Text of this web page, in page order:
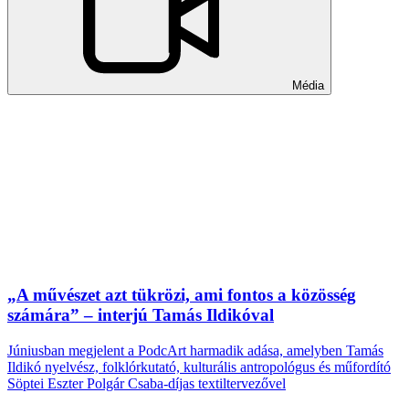
Média
„A művészet azt tükrözi, ami fontos a közösség
számára” – interjú Tamás Ildikóval
Júniusban megjelent a PodcArt harmadik adása, amelyben Tamás
Ildikó nyelvész, folklórkutató, kulturális antropológus és műfordító
Söptei Eszter Polgár Csaba-díjas textiltervezővel